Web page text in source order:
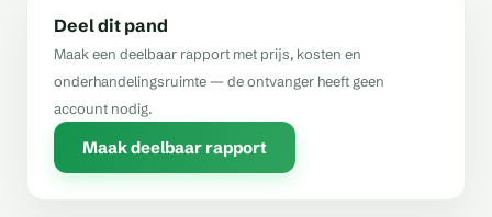
Deel dit pand
Maak een deelbaar rapport met prijs, kosten en
onderhandelingsruimte — de ontvanger heeft geen
account nodig.
Maak deelbaar rapport